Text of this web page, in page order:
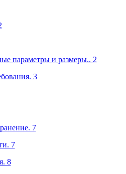
параметры и размеры.. 2
3
7
7
8